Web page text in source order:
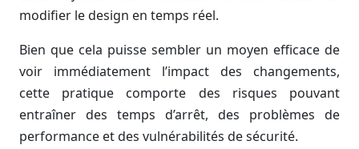
modifier le design en temps réel.
Bien que cela puisse sembler un moyen efficace de
voir immédiatement l’impact des changements,
cette pratique comporte des risques pouvant
entraîner des temps d’arrêt, des problèmes de
performance et des vulnérabilités de sécurité.